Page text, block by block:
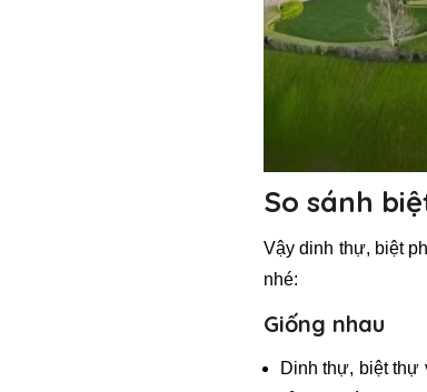
So sánh
Vậy dinh thự, biệt
nhé:
Giống nhau
Dinh thự, biệt thự